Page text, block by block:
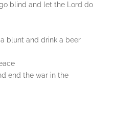
blind and let the Lord do
a blunt and drink a beer
end the war in the